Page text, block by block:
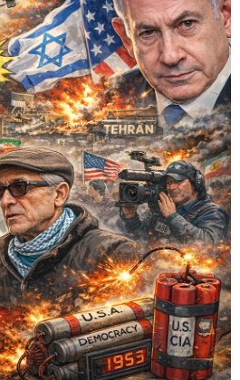
KLIMAATBEDROG
De ecologische
die archeologen
terugvonden.
2 dagen geleden